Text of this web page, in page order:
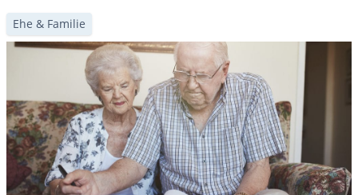
als Teil eines Ehevertrages aufnehmbar. Als
Formerfordernis wird die öffentliche Beurkundung
verlangt.
Ehe & Familie